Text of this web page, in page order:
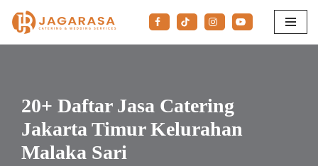
Lompat
20+ Daftar Jasa Catering
Jakarta Timur Kelurahan
Malaka Sari